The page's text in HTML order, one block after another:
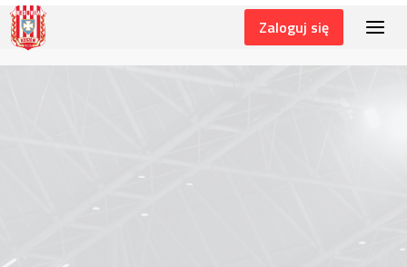
Zaloguj się
LOGIN